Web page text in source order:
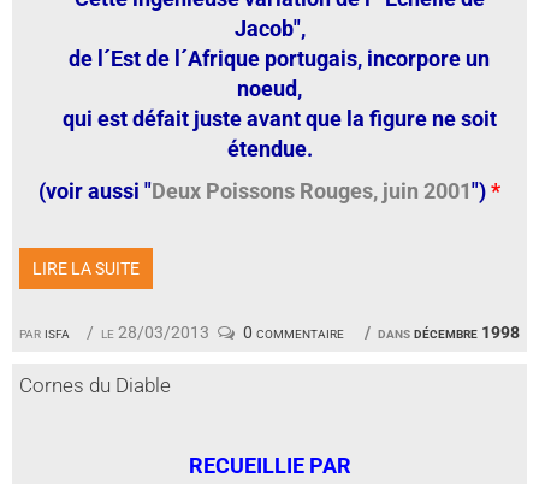
par isfa le 28/03/2013 dansdécembre 1998
0 commentaire
Jacob",
de l´Est de l´Afrique portugais, incorpore un
noeud,
qui est défait juste avant que la figure ne soit
étendue.
(voir aussi "Deux Poissons Rouges, juin 2001")*
LIRE LA SUITE
Cornes du Diable
RECUEILLIE PAR